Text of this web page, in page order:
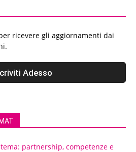
ricevere gli aggiornamenti dai
partnership, competenze e